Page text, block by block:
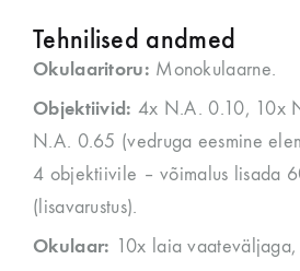
Tehnilised andmed
Okulaaritoru: Monokulaarne.
Objektiivid: 4x N.A. 0.10, 10x
N.A. 0.65 (vedruga eesmine
4 objektiivile – võimalus lisada
(lisavarustus).
Okulaar: 10x laia vaateväljaga,